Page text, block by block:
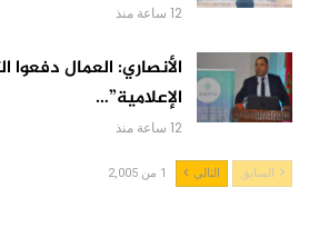
12 ساعة منذ
الأنصاري: العمال دفعوا
الإعلامية”…
12 ساعة منذ
السابق التالي 1 من 2,005